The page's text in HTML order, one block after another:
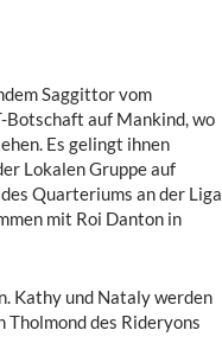
Saggittor vom
Botschaft auf Mankind, wo
Es gelingt ihnen
Lokalen Gruppe auf
Quarteriums an der Liga
mit Roi Danton in
Kathy und Nataly werden
Tholmond des Rideryons